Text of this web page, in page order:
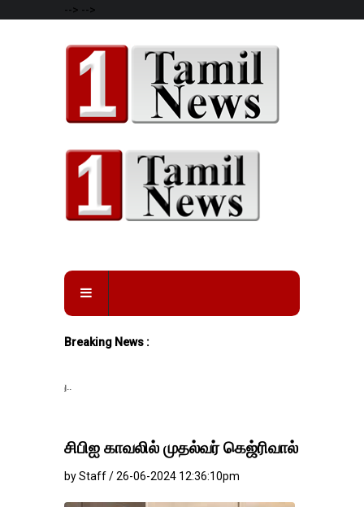
--> -->
Breaking News :
சிபிஐ காவலில் முதல்வர் கெஜ்ரிவால்
by Staff / 26-06-2024 12:36:10pm